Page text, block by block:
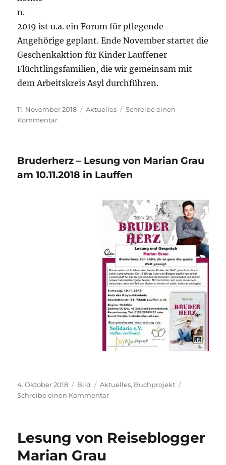
n.
2019 ist u.a. ein Forum für pflegende
Angehörige geplant. Ende November startet die
Geschenkaktion für Kinder Lauffener
Flüchtlingsfamilien, die wir gemeinsam mit
dem Arbeitskreis Asyl durchführen.
Veröffentlicht
am
11. November 2018 Kategorien
Aktuelles
Schreibe einen
Kommentarzu
Grau
ein
Bruderherz – Lesung von Marian Grau
am 10.11.2018 in Lauffen
Veröffentlicht
am
4. Oktober 2018 Format
Bild Kategorien
Aktuelles, Buchprojekt
Schreibe einen Kommentarzu
von
Lesung von Reiseblogger
Marian Grau